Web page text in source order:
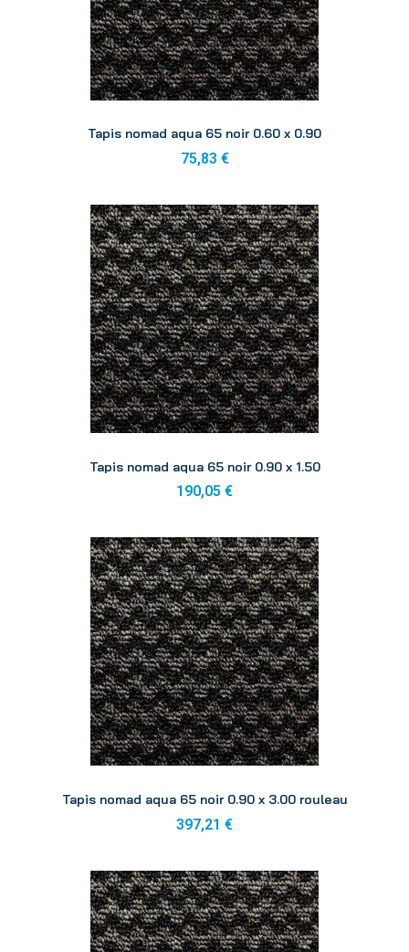
Tapis nomad aqua 65 noir 0.60 x 0.90
75,83 €
Tapis nomad aqua 65 noir 0.90 x 1.50
190,05 €
Tapis nomad aqua 65 noir 0.90 x 3.00 rouleau
397,21 €